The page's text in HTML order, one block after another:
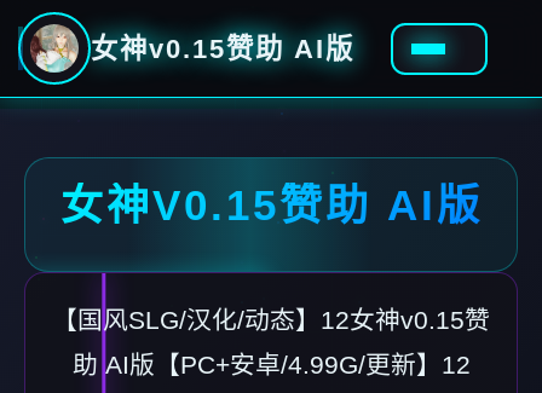
女神v0.15赞助 AI版
女神V0.15赞助 AI版
【国风SLG/汉化/动态】12女神v0.15赞
助 AI版【PC+安卓/4.99G/更新】12